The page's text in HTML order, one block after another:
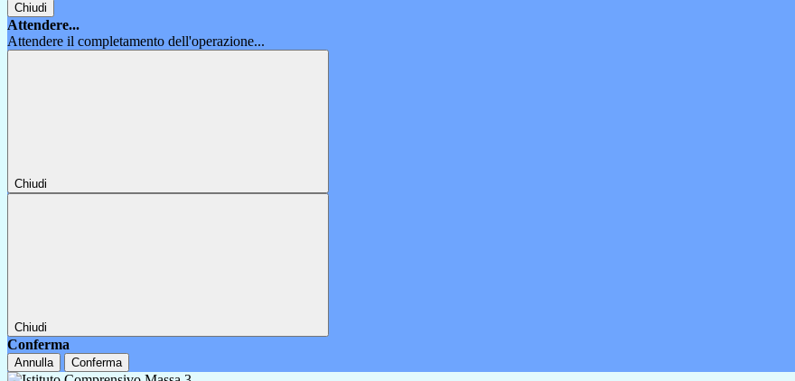
Chiudi
Attendere...
Attendere il completamento dell'operazione...
Chiudi
Chiudi
Conferma
Annulla Conferma